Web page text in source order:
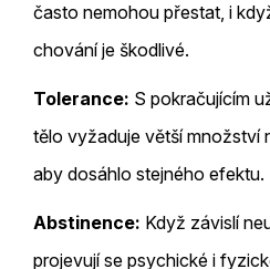
často nemohou přestat, i
chování je škodlivé.
Tolerance: S pokračujícím
tělo vyžaduje větší množství
aby dosáhlo stejného efektu.
Abstinence: Když závislí
projevují se psychické i